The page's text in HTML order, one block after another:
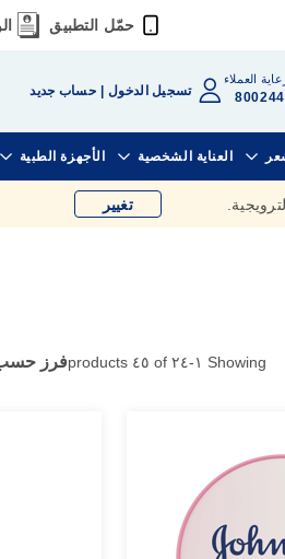
حمّل التطبيق
العملاء
تسجيل الدخول حساب جديد
العناية الشخصية الأجهزة الطبية
تغيير
Showing ١-٢٤ ٤٥ فرز